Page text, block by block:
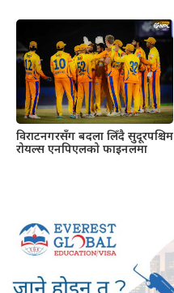
विराटनगरसँग बदला लिँदै सुदूरपश्चिम
राेयल्स एनपिएलकाे फाइनलमा